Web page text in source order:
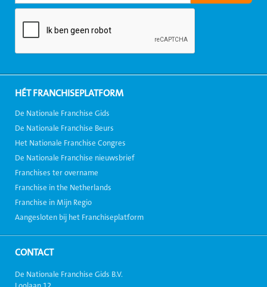
HÉT FRANCHISEPLATFORM
De Nationale Franchise Gids
De Nationale Franchise Beurs
Het Nationale Franchise Congres
De Nationale Franchise nieuwsbrief
Franchises ter overname
Franchise in the Netherlands
Franchise in Mijn Regio
Aangesloten bij het Franchiseplatform
CONTACT
De Nationale Franchise Gids B.V.